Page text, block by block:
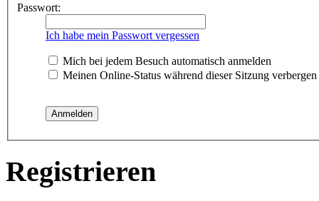
Passwort:
Ich habe mein Passwort vergessen
Mich bei jedem Besuch automatisch anmelden
Meinen Online-Status während dieser Sitzung verbergen
Registrieren